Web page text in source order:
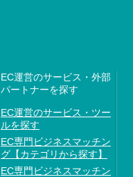
EC運営のサービス・外部
パートナーを探す
EC運営のサービス・ツー
ルを探す
EC専門ビジネスマッチン
グ【カテゴリから探す】
EC専門ビジネスマッチン